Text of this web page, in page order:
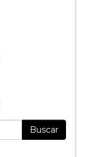
Buscar